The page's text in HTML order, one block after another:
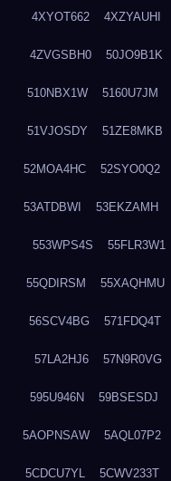
4XYOT662 4XZYAUHI
4ZVGSBH0 50JO9B1K
510NBX1W 5160U7JM
51VJOSDY 51ZE8MKB
52MOA4HC 52SYO0Q2
53ATDBWI 53EKZAMH
553WPS4S 55FLR3W1
55QDIRSM 55XAQHMU
56SCV4BG 571FDQ4T
57LA2HJ6 57N9R0VG
595U946N 59BSESDJ
5AOPNSAW 5AQL07P2
5CDCU7YL 5CWV233T